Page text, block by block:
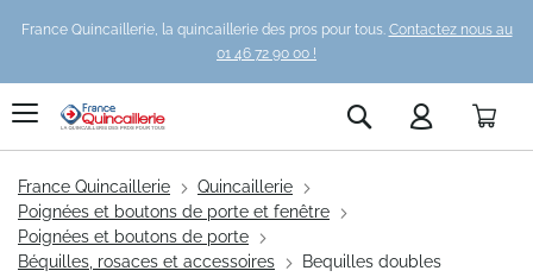
France Quincaillerie, la quincaillerie des pros pour tous. Contactez nous au
01 46 72 90 00 !
Rechercher
France Quincaillerie
Quincaillerie
Poignées et boutons de porte et fenêtre
Poignées et boutons de porte
Béquilles, rosaces et accessoires
Bequilles doubles